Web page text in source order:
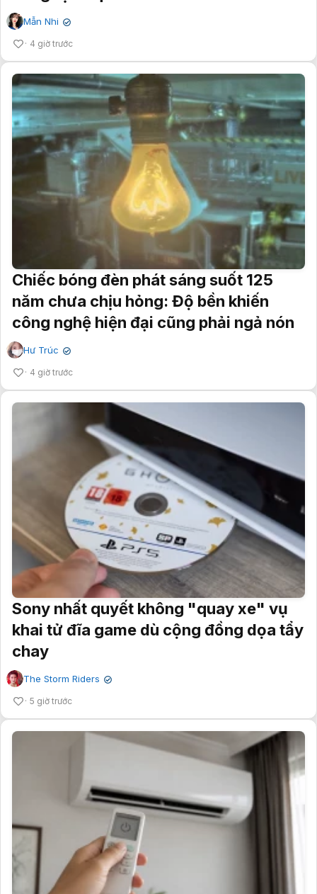
Mẫn Nhi ✔
4 giờ trước
Chiếc bóng đèn phát sáng suốt 125
năm chưa chịu hỏng: Độ bền khiến
công nghệ hiện đại cũng phải ngả nón
Hư Trúc ✔
4 giờ trước
Sony nhất quyết không "quay xe" vụ
khai tử đĩa game dù cộng đồng dọa tẩy
chay
The Storm Riders ✔
5 giờ trước